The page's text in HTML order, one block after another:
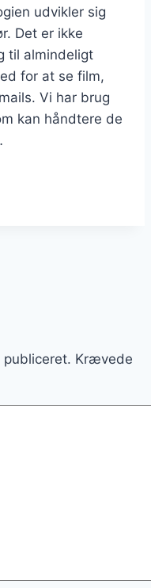
udvikler sig
Det er ikke
til almindeligt
for at se film,
Vi har brug
kan håndtere de
publiceret. Krævede